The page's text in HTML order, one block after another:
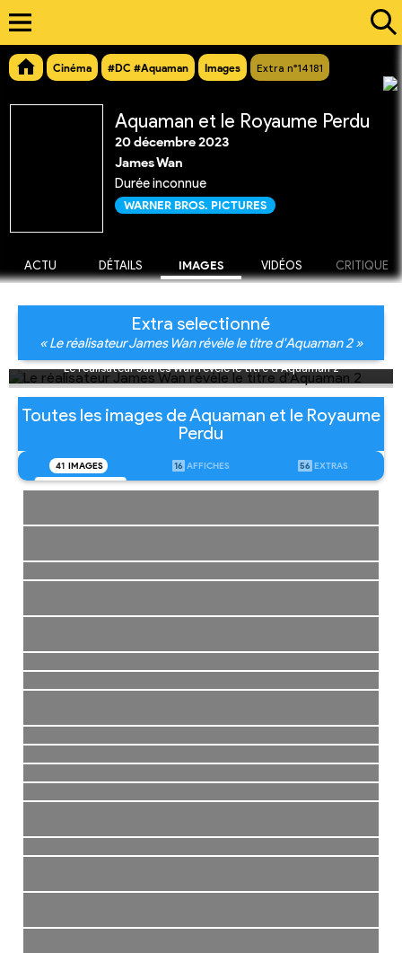
Cinéma #DC #Aquaman Images Extra n°14181
Aquaman et le Royaume Perdu
20 décembre 2023
James Wan
Durée inconnue
WARNER BROS. PICTURES
ACTU DÉTAILS IMAGES VIDÉOS CRITIQUE
Extra selectionné
« Le réalisateur James Wan révèle le titre d'Aquaman 2 »
Le réalisateur James Wan révèle le titre d'Aquaman 2
Toutes les images de Aquaman et le Royaume
Perdu
41 IMAGES 16 AFFICHES 56 EXTRAS